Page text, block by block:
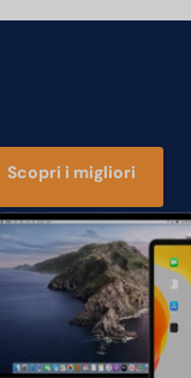
Scopri i migliori